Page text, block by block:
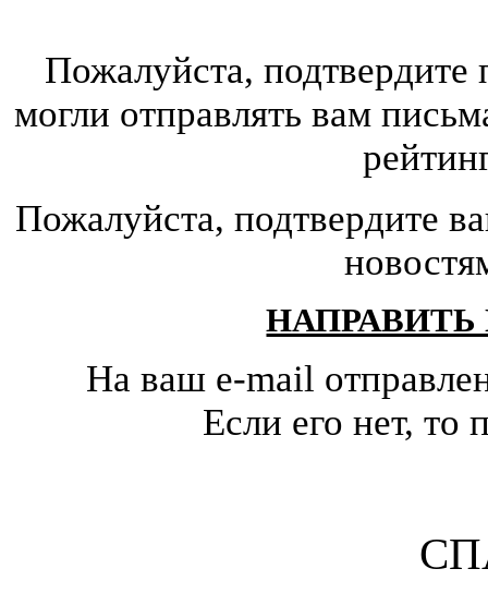
Пожалуйста,
могли отправлять вам
Пожалуйста, подтвердите
На ваш e-mail
Если его нет,